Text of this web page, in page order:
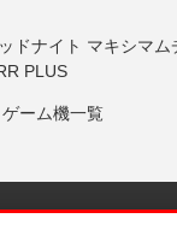
ドナイト マキシマム
PLUS
ーム機一覧